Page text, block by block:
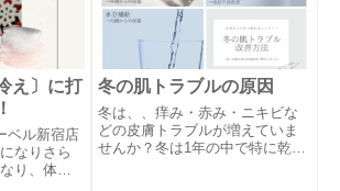
え〕に打
ベル新宿店
なりさら
り、体の
冬の肌トラブルの原因
冬は、、痒み・赤み・ニキビな
どの皮膚トラブルが増えていま
せんか？冬は1年の中で特に乾燥